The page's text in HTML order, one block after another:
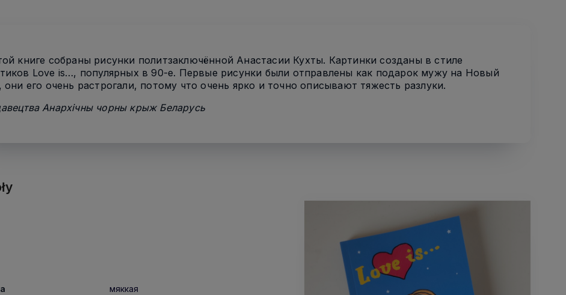
книге собраны рисунки политзаключённой Анастасии Кухты. Картинки созданы в стиле
Love is…, популярных в 90-е. Первые рисунки были отправлены как подарок мужу на Новый
они его очень растрогали, потому что очень ярко и точно описывают тяжесть разлуки.
Анархічны чорны крыж Беларусь
мяккая